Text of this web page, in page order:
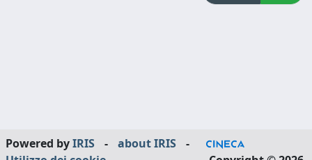
Powered byIRIS - about IRIS
-